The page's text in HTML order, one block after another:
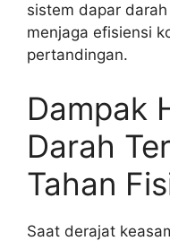
sistem dapar
menjaga efisiensi
pertandingan.
Dampak
Darah
Tahan
Saat derajat